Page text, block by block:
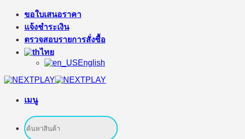
ขอใบเสนอราคา
แจ้งชำระเงิน
ตรวจสอบรายการสั่งซื้อ
ไทย
English
เมนู
ค้นหา: